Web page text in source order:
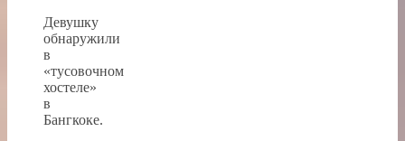
Девушку
обнаружили
в
«тусовочном
хостеле»
в
Бангкоке.